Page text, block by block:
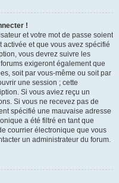
!
et votre mot de passe soient
activée et que vous avez spécifié
vous devrez suivre les
exigeront également que
soit par vous-même ou soit par
une session ; cette
Si vous aviez reçu un
Si vous ne recevez pas de
spécifié une mauvaise adresse
a été filtré en tant que
courrier électronique que vous
un administrateur du forum.